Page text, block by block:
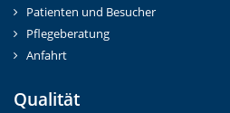
Patienten und Besucher
Pflegeberatung
Anfahrt
Qualität